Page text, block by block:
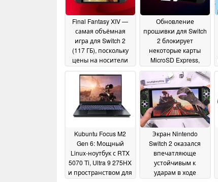
Final Fantasy XIV —
самая объёмная
игра для Switch 2
(117 ГБ), поскольку
цены на носители
прежнему остаются
высокими26 July 2026
Обновление
прошивки для Switch
2 блокирует
некоторые карты
MicroSD Express,
недоступными 19
March 2026
Kubuntu Focus M2
Gen 6: Мощный
Linux-ноутбук с RTX
5070 Ti, Ultra 9 275HX
и пространством для
Экран Nintendo
Switch 2 оказался
впечатляюще
устойчивым к
ударам в ходе